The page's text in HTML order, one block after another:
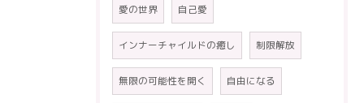
愛の世界 自己愛
インナーチャイルドの癒し 制限解放
無限の可能性を開く 自由になる